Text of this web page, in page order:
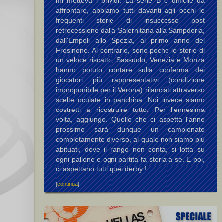
affrontare, abbiamo tutti davanti agli occhi le
frequenti storie di insuccesso post
retrocessione dalla Salernitana alla Sampdoria,
dall'Empoli allo Spezia, al primo anno del
Frosinone. Al contrario, sono poche le storie di
un veloce riscatto; Sassuolo, Venezia e Monza
hanno potuto contare sulla conferma dei
giocatori più rappresentativi (condizione
improponibile per il Verona) rilanciati attraverso
scelte oculate in panchina. Noi invece siamo
costretti a ricostruire tutto. Per l'ennesima
volta, aggiungo. Quello che ci aspetta l'anno
prossimo sarà dunque un campionato
completamente diverso, al quale non siamo più
abituati, dove il rango non conta, si lotta su
ogni pallone e ogni partita fa storia a se. E poi,
ci aspettano tutti quei derby !
[continua]